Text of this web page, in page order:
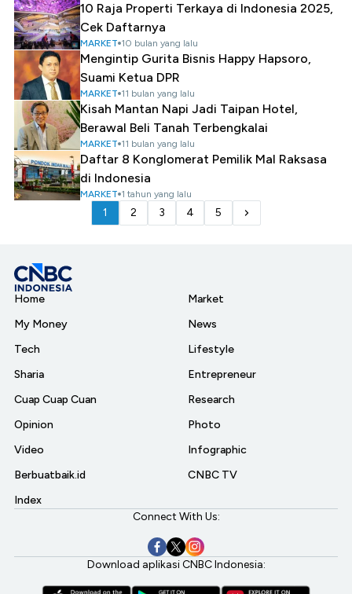
10 Raja Properti Terkaya di Indonesia 2025,
Cek Daftarnya
MARKET 10 bulan yang lalu
Mengintip Gurita Bisnis Happy Hapsoro,
Suami Ketua DPR
MARKET 11 bulan yang lalu
Kisah Mantan Napi Jadi Taipan Hotel,
Berawal Beli Tanah Terbengkalai
MARKET 11 bulan yang lalu
Daftar 8 Konglomerat Pemilik Mal Raksasa
di Indonesia
MARKET 1 tahun yang lalu
1 2 3 4 5
Home
My Money
Tech
Sharia
Cuap Cuap Cuan
Opinion
Video
Berbuatbaik.id
Index
Market
News
Lifestyle
Entrepreneur
Research
Photo
Infographic
CNBC TV
Connect With Us:
Download aplikasi CNBC Indonesia: